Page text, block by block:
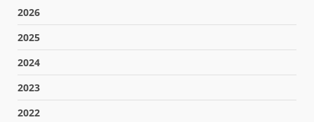
2026
2025
2024
2023
2022